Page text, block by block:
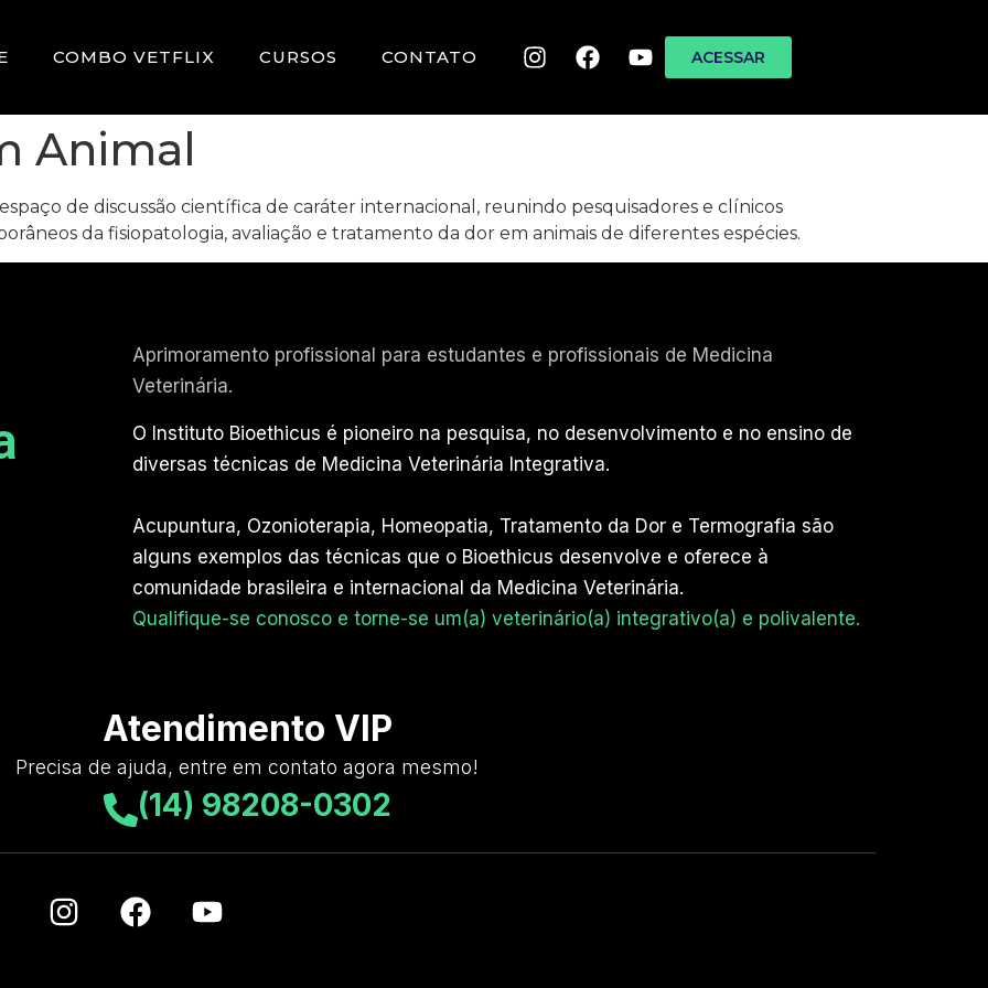
COMBO VETFLIX CURSOS CONTATO ACESSAR
Animal
de discussão científica de caráter internacional, reunindo pesquisadores e clínicos
da fisiopatologia, avaliação e tratamento da dor em animais de diferentes espécies.
Aprimoramento profissional para estudantes e profissionais de Medicina
Veterinária.
O Instituto Bioethicus é pioneiro na pesquisa, no desenvolvimento e no ensino de
diversas técnicas de Medicina Veterinária Integrativa.
Acupuntura, Ozonioterapia, Homeopatia, Tratamento da Dor e Termografia são
alguns exemplos das técnicas que o Bioethicus desenvolve e oferece à
comunidade brasileira e internacional da Medicina Veterinária.
Qualifique-se conosco e torne-se um(a) veterinário(a) integrativo(a) e polivalente.
Atendimento VIP
Precisa de ajuda, entre em contato agora mesmo!
(14) 98208-0302